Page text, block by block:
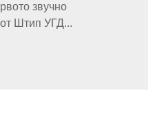
звучно
Штип УГД...